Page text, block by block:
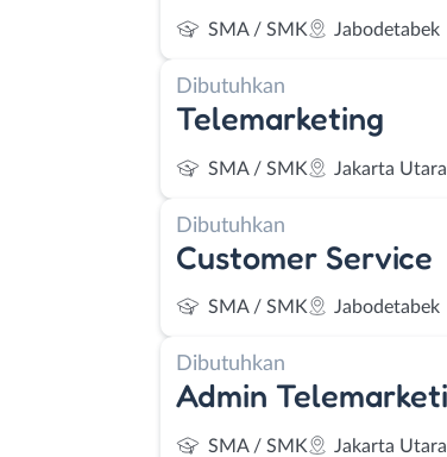
SMA / SMK Jabodetabek
Dibutuhkan
Telemarketing
SMA / SMK Jakarta Utara
Dibutuhkan
Customer Service
SMA / SMK Jabodetabek
Dibutuhkan
Admin
SMA / SMK Jakarta Utara